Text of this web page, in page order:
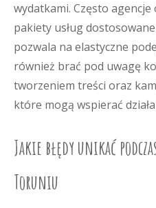
wydatkami. Często
pakiety usług
pozwala na elastyczne
również brać pod uwagę
tworzeniem treści oraz
które mogą wspierać
Jakie błędy unikać
Toruniu